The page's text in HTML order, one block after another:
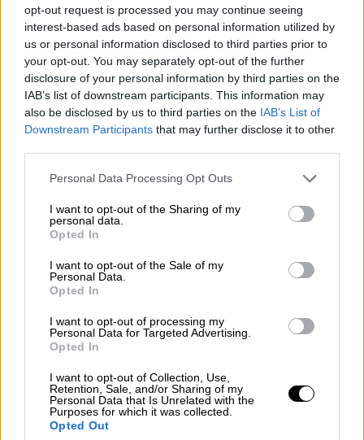
opt-out request is processed you may continue seeing
interest-based ads based on personal information utilized by
us or personal information disclosed to third parties prior to
your opt-out. You may separately opt-out of the further
disclosure of your personal information by third parties on the
IAB’s list of downstream participants. This information may
also be disclosed by us to third parties on the IAB’s List of
Downstream Participants that may further disclose it to other
Please note that this website/app uses one or more Google
not limited to your visit or usage behaviour. You may click to
grant or deny consent to Google and its third-party tags to
use your data for below specified purposes in below Google
consent section.
Personal Data Processing Opt Outs
I want to opt-out of the Sharing of my
personal data.
Opted In
I want to opt-out of the Sale of my
Personal Data.
Opted In
I want to opt-out of processing my
Personal Data for Targeted Advertising.
Opted In
I want to opt-out of Collection, Use,
Retention, Sale, and/or Sharing of my
Personal Data that Is Unrelated with the
Purposes for which it was collected.
Opted Out
Κόσμος 07.10.2025 21:45
Τουρκία και Λευκορωσία ανακαλύπτουν
κοινές μεθόδους στη... διεξαγωγή
εκλογών
Το μνημόνιο συνεργασίας που υπέγραψαν οι
δυο χώρες
Κόσμος|26.09.2025 20:27